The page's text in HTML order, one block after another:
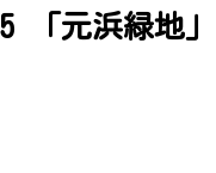
「元浜緑地」